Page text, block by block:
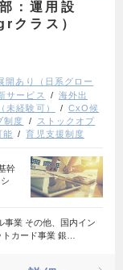
：運用設
クラス）
開あり（日系グロー
サービス
海外出
未経験可）
CxO候
制度
ストックオプ
能 育児支援制度
幹
事業 その他、国内イン
カード事業 銀…